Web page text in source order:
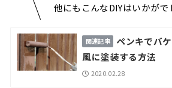
他にもこんなDIYはいかがで
ペンキでバ
風に塗装する方法
2020.02.28